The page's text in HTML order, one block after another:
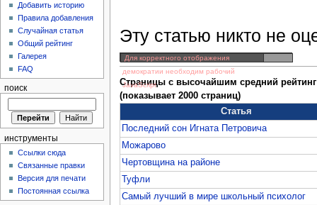
Эту статью никто не
Для корректного отображения
демократии необходим рабочий
JavaScript
Страницы с высочайшим средний
(показывает 2000 страниц)
Статья
Последний сон Игната Петровича
Можарово
Чертовщина на районе
Туфли
Самый лучший в мире школьный психолог
Добавить историю
Правила добавления
Случайная статья
Общий рейтинг
Галерея
FAQ
поиск
инструменты
Ссылки сюда
Связанные правки
Версия для печати
Постоянная ссылка